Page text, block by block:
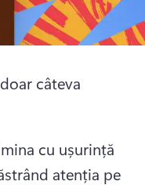
câteva
cu ușurință
atenția pe